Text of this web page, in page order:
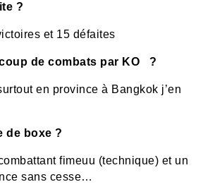
?
et 15 défaites
de combats par KO ?
en province à Bangkok j’en
de boxe ?
fimeuu (technique) et un
sans cesse…